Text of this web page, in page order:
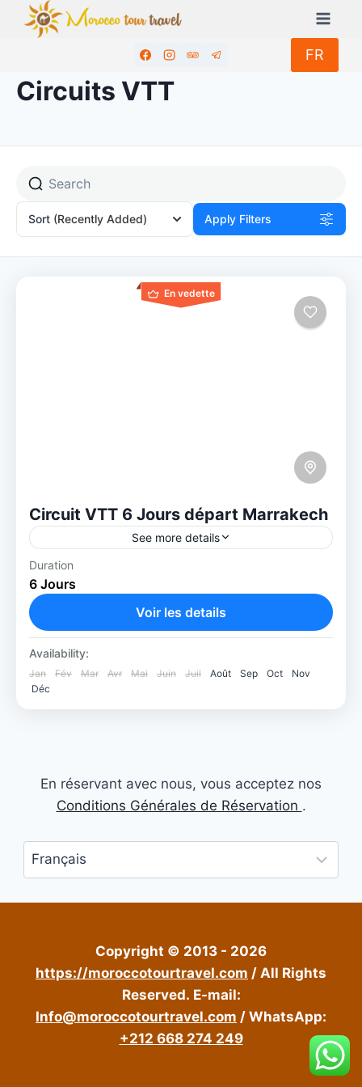
FR
Circuits VTT
Sort (Recently Added) Apply Filters
En vedette
Circuit VTT 6 Jours départ Marrakech
See more details
Ce Circuit VTT 6 Jours départ Marrakech est
une invitation à découvrir le Maroc
autrement, loin des sentiers battus et des
foules touristiques. Depuis Marrakech,...
Duration
6 Jours
Voir les details
Availability:
Jan Fév Mar Avr Mai Juin Juil Août Sep Oct
Nov
Déc
En réservant avec nous, vous acceptez nos
Conditions Générales de Réservation .
Choisir
une
Copyright © 2013 - 2026
https://moroccotourtravel.com / All Rights
Reserved. E-mail:
Info@moroccotourtravel.com / WhatsApp:
+212 668 274 249